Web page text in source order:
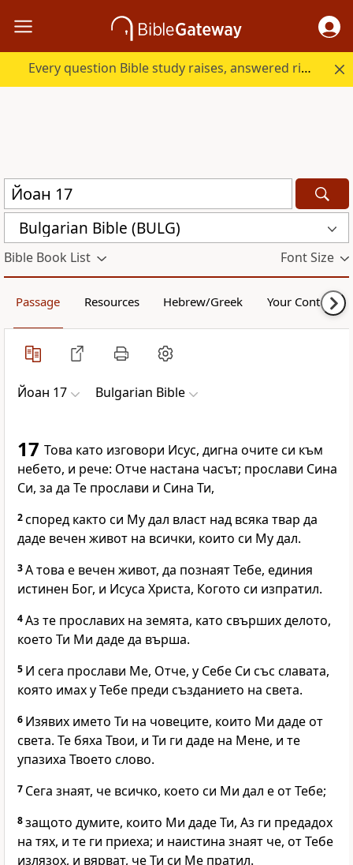
Every question Bible study raises, answered right here.
Bulgarian Bible (BULG)
Bible Book List Font Size
Passage Resources Hebrew/Greek Your Content
Йоан 17 Bulgarian Bible
17 Това като изговори Исус, дигна очите си към
небето, и рече: Отче настана часът; прослави Сина
Си, за да Те прослави и Сина Ти,
2според както си Му дал власт над всяка твар да
даде вечен живот на всички, които си Му дал.
3А това е вечен живот, да познаят Тебе, единия
истинен Бог, и Исуса Христа, Когото си изпратил.
4Аз те прославих на земята, като свърших делото,
което Ти Ми даде да върша.
5 И сега прослави Ме, Отче, у Себе Си със славата,
която имах у Тебе преди създанието на света.
6 Изявих името Ти на човеците, които Ми даде от
света. Те бяха Твои, и Ти ги даде на Мене, и те
упазиха Твоето слово.
7 Сега знаят, че всичко, което си Ми дал е от Тебе;
8защото думите, които Ми даде Ти, Аз ги предадох
на тях, и те ги приеха; и наистина знаят че, от Тебе
излязох, и вярват, че Ти си Ме пратил.